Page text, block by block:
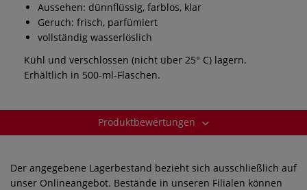
Aussehen: dünnflüssig, farblos, klar
Geruch: frisch, parfümiert
vollständig wasserlöslich
Kühl und verschlossen (nicht über 25° C) lagern.
Erhältlich in 500-ml-Flaschen.
Produktbewertungen
Der angegebene Lagerbestand bezieht sich ausschließlich auf
unser Onlineangebot. Bestände in unseren Filialen können